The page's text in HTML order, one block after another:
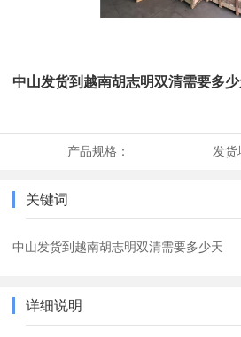
中山发货到越南胡志明双清需要多
产品规格： 发货
关键词
中山发货到越南胡志明双清需要多少天
详细说明